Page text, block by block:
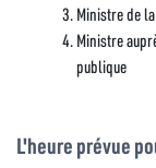
Ministre de
Ministre
publique
L'heure prévue